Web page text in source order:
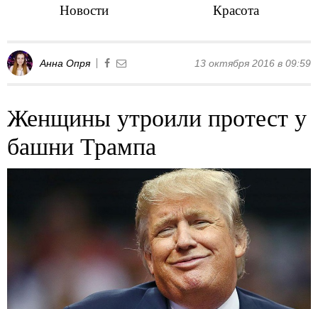
Новости Красота
Анна Опря 13 октября 2016 в 09:59
Женщины утроили протест у
башни Трампа